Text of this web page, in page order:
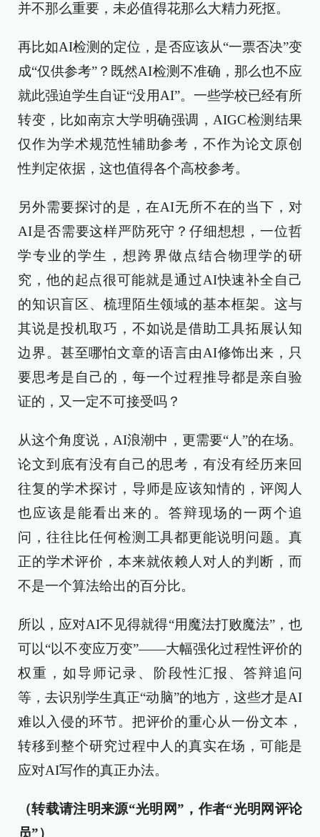
并不那么重要，未必值得花那么大精力死抠。
再比如AI检测的定位，是否应该从“一票否决”变
成“仅供参考”？既然AI检测不准确，那么也不应
就此强迫学生自证“没用AI”。一些学校已经有所
转变，比如南京大学明确强调，AIGC检测结果
仅作为学术规范性辅助参考，不作为论文原创
性判定依据，这也值得各个高校参考。
另外需要探讨的是，在AI无所不在的当下，对
AI是否需要这样严防死守？仔细想想，一位哲
学专业的学生，想跨界做点结合物理学的研
究，他的起点很可能就是通过AI快速补全自己
的知识盲区、梳理陌生领域的基本框架。这与
其说是投机取巧，不如说是借助工具拓展认知
边界。甚至哪怕文章的语言由AI修饰出来，只
要思考是自己的，每一个过程推导都是亲自验
证的，又一定不可接受吗？
从这个角度说，AI浪潮中，更需要“人”的在场。
论文到底有没有自己的思考，有没有经历来回
往复的学术探讨，导师是应该知情的，评阅人
也应该是能看出来的。答辩现场的一两个追
问，往往比任何检测工具都更能说明问题。真
正的学术评价，本来就依赖人对人的判断，而
不是一个算法给出的百分比。
所以，应对AI不见得就得“用魔法打败魔法”，也
可以“以不变应万变”——大幅强化过程性评价的
权重，如导师记录、阶段性汇报、答辩追问
等，去识别学生真正“动脑”的地方，这些才是AI
难以入侵的环节。把评价的重心从一份文本，
转移到整个研究过程中人的真实在场，可能是
应对AI写作的真正办法。
（转载请注明来源“光明网”，作者“光明网评论
员”）